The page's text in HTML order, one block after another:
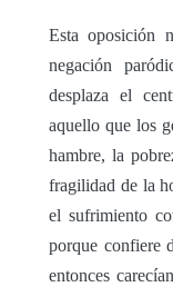
Esta oposición
negación
desplaza el
aquello que los
hambre, la
fragilidad de la
el sufrimiento
porque confiere
entonces